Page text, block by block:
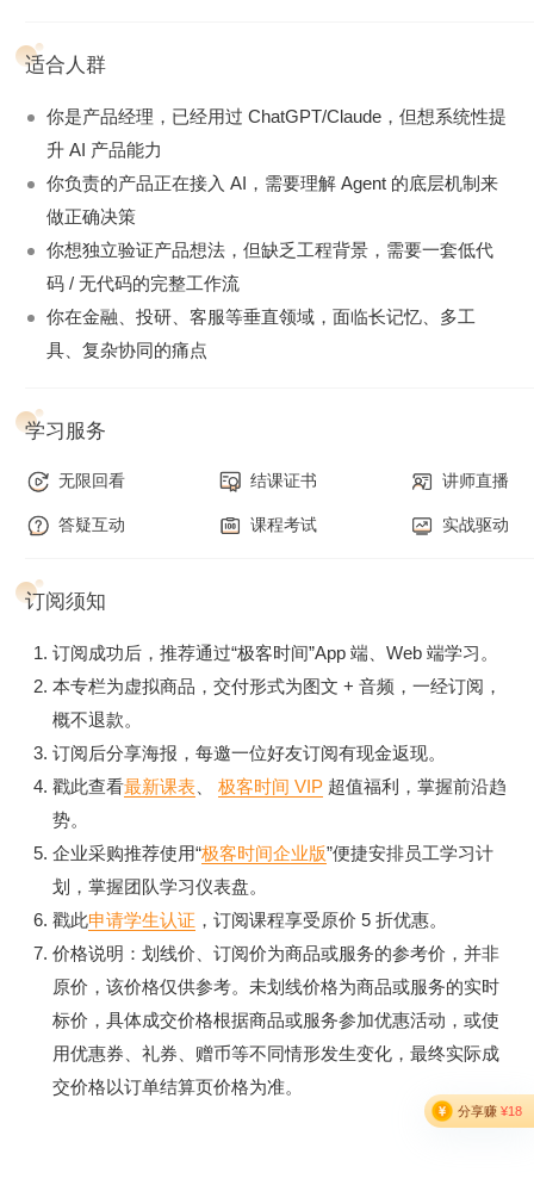
化在工程和产品
工程层：Agent Loop、记忆系统、工具编排成为基础设施
产品层
：用户不再满足于聊天，而是期待能持续帮我干完
一件事的自主 Agent
如果你还停留在 “调提示词、接 API” 的阶段，你的产品将在下
一个周期失去竞争力。
AI 时代的噪声很大，但产品经理的核心能力从未改变：理解
用户、定义问题、组织资源、推动落地
团队，现在你可以用 Claude Code 作为最小产品工坊，用
织能力。
可以说，AI 带来的技术平权，产品经理是最大的受益人群之
2026 年最关键的产品跃迁期，做第一批真正上岸的 AI
Builder。
适合人群
你是产品经理，已经用过 ChatGPT/Claude，但想系统性提
升 AI 产品能力
你负责的产品正在接入 AI，需要理解 Agent 的底层机制来
做正确决策
你想独立验证产品想法，但缺乏工程背景，需要一套低代
码 / 无代码的完整工作流
你在金融、投研、客服等垂直领域，面临长记忆、多工
具、复杂协同的痛点
学习服务
无限回看 结课证书 讲师直播
答疑互动 课程考试 实战驱动
订阅须知
订阅成功后，推荐通过“极客时间”App 端、Web 端学习。
本专栏为虚拟商品，交付形式为图文 + 音频，一经订阅，
概不退款。
订阅后分享海报，每邀一位好友订阅有现金返现。
戳此查看最新课表 极客时间 VIP 超值福利，掌握前沿趋
势。
企业采购推荐使用“极客时间企业版”便捷安排员工学习计
划，掌握团队学习仪表盘。
戳此申请学生认证 ，订阅课程享受原价 5 折优惠。
价格说明：划线价、订阅价为商品或服务的参考价，并非
原价，该价格仅供参考。未划线价格为商品或服务的实时
标价，具体成交价格根据商品或服务参加优惠活动，或使
用优惠券、礼券、赠币等不同情形发生变化，最终实际成
交价格以订单结算页价格为准。